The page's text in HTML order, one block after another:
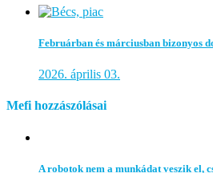
Februárban és márciusban bizonyos
2026. április 03.
Mefi hozzászólásai
A robotok nem a munkádat veszik el,